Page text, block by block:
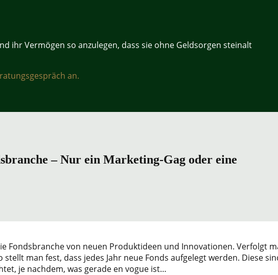
ihr Vermögen so anzulegen, dass sie ohne Geldsorgen steinalt
an.
– Nur ein Marketing-Gag oder eine
Fondsbranche von neuen Produktideen und Innovationen. Verfolgt
man fest, dass jedes Jahr neue Fonds aufgelegt werden. Diese
je nachdem, was gerade en vogue ist…